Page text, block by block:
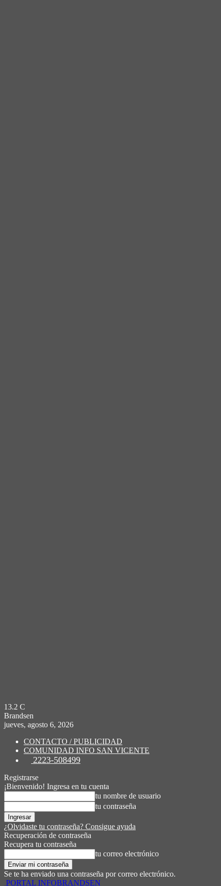
13.2 C
Brandsen
jueves, agosto 6, 2026
CONTACTO / PUBLICIDAD
COMUNIDAD INFO SAN VICENTE
2223-508499
Registrarse
¡Bienvenido! Ingresa en tu cuenta
tu nombre de usuario
tu contraseña
¿Olvidaste tu contraseña? Consigue ayuda
Recuperación de contraseña
Recupera tu contraseña
tu correo electrónico
Se te ha enviado una contraseña por correo electrónico.
PORTAL INFOBRANDSEN